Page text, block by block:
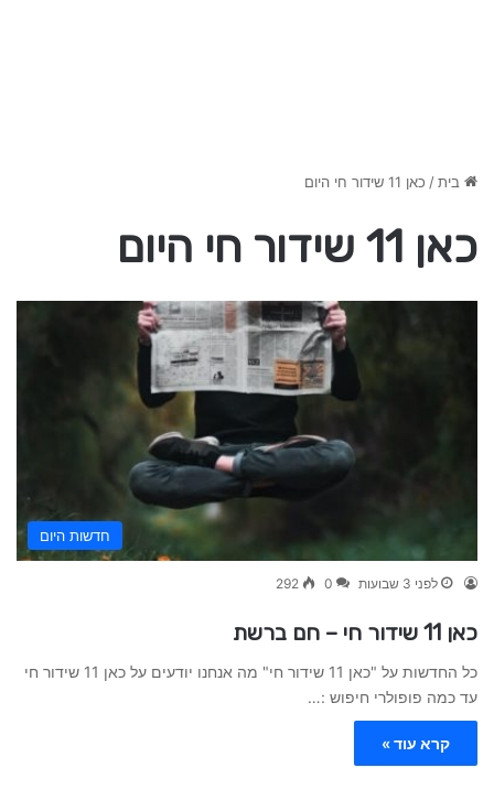
בית/ כאן 11 שידור חי היום
כאן 11 שידור חי היום
חדשות היום
לפני 3 שבועות 0
292
כאן 11 שידור חי – חם ברשת
כל החדשות על "כאן 11 שידור חי" מה אנחנו יודעים על כאן 11 שידור חי
עד כמה פופולרי חיפוש :…
קרא עוד »